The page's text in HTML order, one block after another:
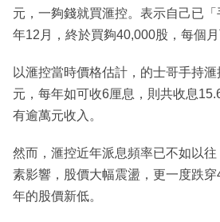
元，一夠錢就買滙控。表示自己已
年12月，終於買夠40,000股，每個月
以滙控當時價格估計，的士哥手持
元，每年如可收6厘息，則共收息
有逾萬元收入。
然而，滙控近年派息頻率已不如以
素影響，股價大幅震盪，更一度跌
年的股價新低。